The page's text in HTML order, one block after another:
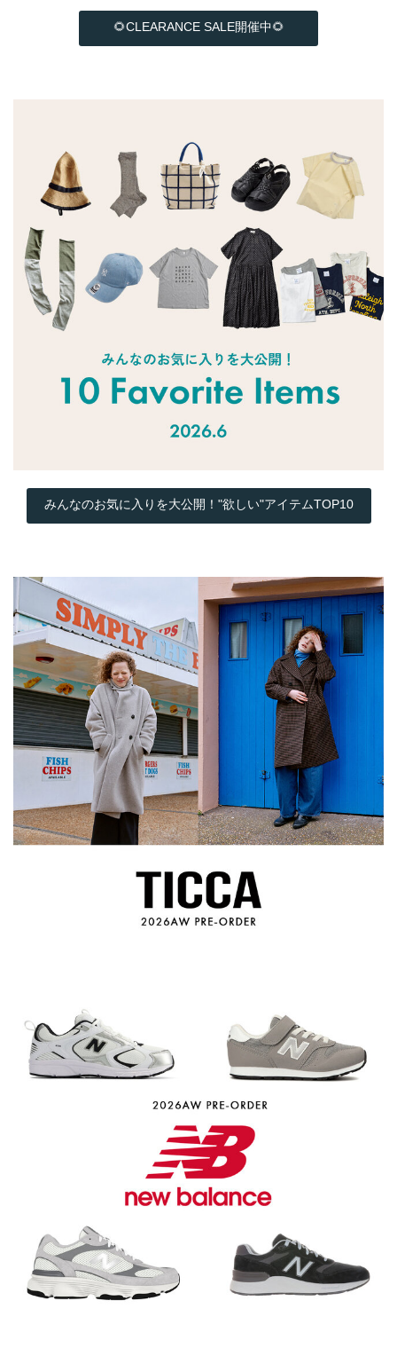
🌻CLEARANCE SALE開催中🌻
みんなのお気に入りを大公開！"欲しい"アイテムTOP10